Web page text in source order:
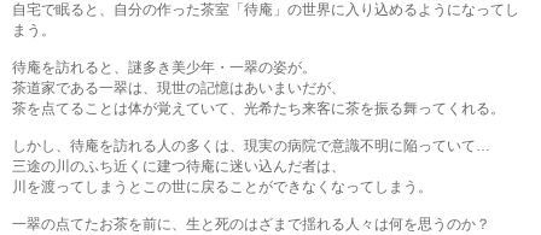
自宅で眠ると、自分の作った茶室「待庵」の世界に入り込めるようになってし
まう。
待庵を訪れると、謎多き美少年・一翠の姿が。
茶道家である一翠は、現世の記憶はあいまいだが、
茶を点てることは体が覚えていて、光希たち来客に茶を振る舞ってくれる。
しかし、待庵を訪れる人の多くは、現実の病院で意識不明に陥っていて…
三途の川のふち近くに建つ待庵に迷い込んだ者は、
川を渡ってしまうとこの世に戻ることができなくなってしまう。
一翠の点てたお茶を前に、生と死のはざまで揺れる人々は何を思うのか？